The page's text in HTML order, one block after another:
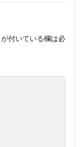
が付いている欄は必